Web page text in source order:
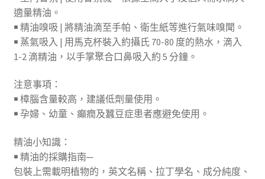
適量精油。
￭ 精油嗅吸 | 將精油滴至手帕、衛生紙等進行氣味嗅聞。
￭ 蒸氣吸入 | 用馬克杯裝入約攝氏 70-80 度的熱水，滴入
1-2 滴精油，以手掌聚合口鼻吸入約 5 分鐘。
注意事項：
￭ 樟腦含量較高，建議低劑量使用。
￭ 孕婦、幼童、癲癇及蠶豆症患者應避免使用。
精油小知識：
￭ 精油的採購指南─
包裝上需載明植物的，英文名稱、拉丁學名、成分純度、